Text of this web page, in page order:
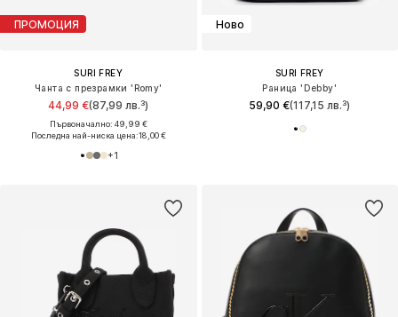
ПРОМОЦИЯ
SURI FREY
Чанта с презрамки 'Romy'
44,99 €(87,99 лв.³)
Първоначално: 49,99 €
Последна най-ниска цена:18,00 €
+1
Ново
SURI FREY
Раница 'Debby'
59,90 €(117,15 лв.³)